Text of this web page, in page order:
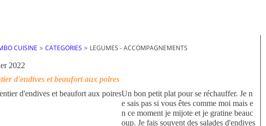
CUISINE > CATEGORIES > LEGUMES - ACCOMPAGNEMENTS
2022
d'endives et beaufort aux poires
Un bon petit plat pour se réchauffer. Je n
e sais pas si vous êtes comme moi mais e
n ce moment je mijote et je gratine beauc
oup. Je fais souvent des salades d'endives